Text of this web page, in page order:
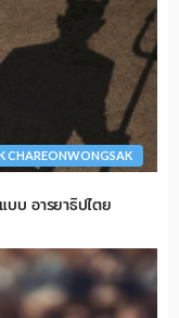
CHAREONWONGSAK
บบ อารยาธิปไตย